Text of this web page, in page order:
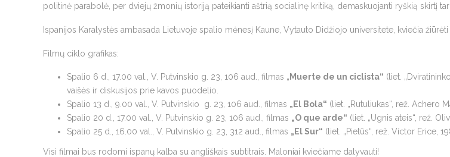
politinė parabolė, per dviejų žmonių istoriją pateikianti aštrią socialinę kritiką, demaskuojanti ryškią skirtį
Ispanijos Karalystės ambasada Lietuvoje spalio mėnesį Kaune, Vytauto Didžiojo universitete, kviečia
Filmų ciklo grafikas:
Spalio 6 d., 17.00 val., V. Putvinskio g. 23, 106 aud., filmas „ Muerte de un ciclista“ (liet.
vaišės ir diskusijos prie kavos puodelio.
Spalio 13 d., 9.00 val., V. Putvinskio g. 23, 106 aud., filmas „El Bola“ (liet. „Rutuliukas“, rež. Achero
Spalio 20 d., 17.00 val., V. Putvinskio g. 23, 106 aud., filmas „O que arde“ (liet. „Ugnis ateis“, rež.
Spalio 25 d., 16.00 val., V. Putvinskio g. 23, 312 aud., filmas „El Sur“ (liet. „Pietūs“, rež. Víctor Erice,
Visi filmai bus rodomi ispanų kalba su angliškais subtitrais. Maloniai kviečiame dalyvauti!